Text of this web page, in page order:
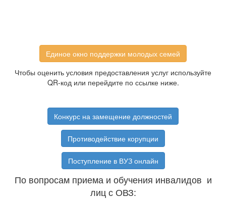
Единое окно поддержки молодых семей
Чтобы оценить условия предоставления услуг используйте
QR-код или перейдите по ссылке ниже.
Конкурс на замещение должностей
Противодействие корупции
Поступление в ВУЗ онлайн
По вопросам приема и обучения инвалидов и
лиц с ОВЗ: